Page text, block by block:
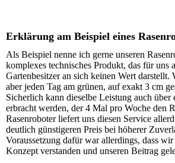
Erklärung am Beispiel eines
Als Beispiel nenne ich gerne unseren
komplexes technisches Produkt, das für uns
Gartenbesitzer an sich keinen Wert darstellt.
aber jeden Tag am grünen, auf exakt 3 cm
Sicherlich kann dieselbe Leistung auch über
erbracht werden, der 4 Mal pro Woche den
Rasenroboter liefert uns diesen Service
deutlich günstigeren Preis bei höherer
Voraussetzung dafür war allerdings, dass
Konzept verstanden und unseren Beitrag